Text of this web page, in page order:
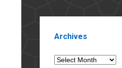
Archives
Archives